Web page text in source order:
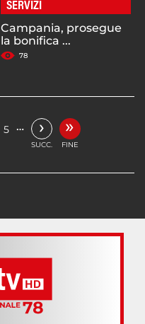
SERVIZI
Campania, prosegue
la bonifica ...
78
5 … ›
SUCC.
»
FINE